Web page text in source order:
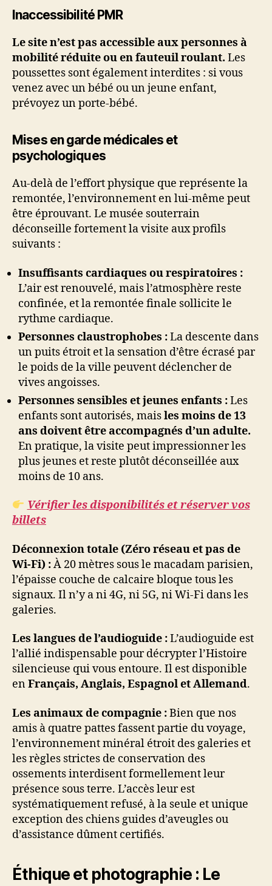
Inaccessibilité PMR
Le site n’est pas accessible aux personnes à
mobilité réduite ou en fauteuil roulant. Les
poussettes sont également interdites : si vous
venez avec un bébé ou un jeune enfant,
prévoyez un porte-bébé.
Mises en garde médicales et
psychologiques
Au-delà de l’effort physique que représente la
remontée, l’environnement en lui-même peut
être éprouvant. Le musée souterrain
déconseille fortement la visite aux profils
suivants :
Insuffisants cardiaques ou respiratoires :
L’air est renouvelé, mais l’atmosphère reste
confinée, et la remontée finale sollicite le
rythme cardiaque.
Personnes claustrophobes :La descente dans
un puits étroit et la sensation d’être écrasé par
le poids de la ville peuvent déclencher de
vives angoisses.
Personnes sensibles et jeunes enfants :Les
enfants sont autorisés, maisles moins de 13
ans doivent être accompagnés d’un adulte.
En pratique, la visite peut impressionner les
plus jeunes et reste plutôt déconseillée aux
moins de 10 ans.
Vérifier les disponibilités et réserver vos
billets
Déconnexion totale (Zéro réseau et pas de
Wi-Fi) :À 20 mètres sous le macadam parisien,
l’épaisse couche de calcaire bloque tous les
signaux. Il n’y a ni 4G, ni 5G, ni Wi-Fi dans les
galeries.
Les langues de l’audioguide :L’audioguide est
l’allié indispensable pour décrypter l’Histoire
silencieuse qui vous entoure. Il est disponible
enFrançais, Anglais, Espagnol et Allemand.
Les animaux de compagnie :Bien que nos
amis à quatre pattes fassent partie du voyage,
l’environnement minéral étroit des galeries et
les règles strictes de conservation des
ossements interdisent formellement leur
présence sous terre. L’accès leur est
systématiquement refusé, à la seule et unique
exception des chiens guides d’aveugles ou
d’assistance dûment certifiés.
Éthique et photographie : Le